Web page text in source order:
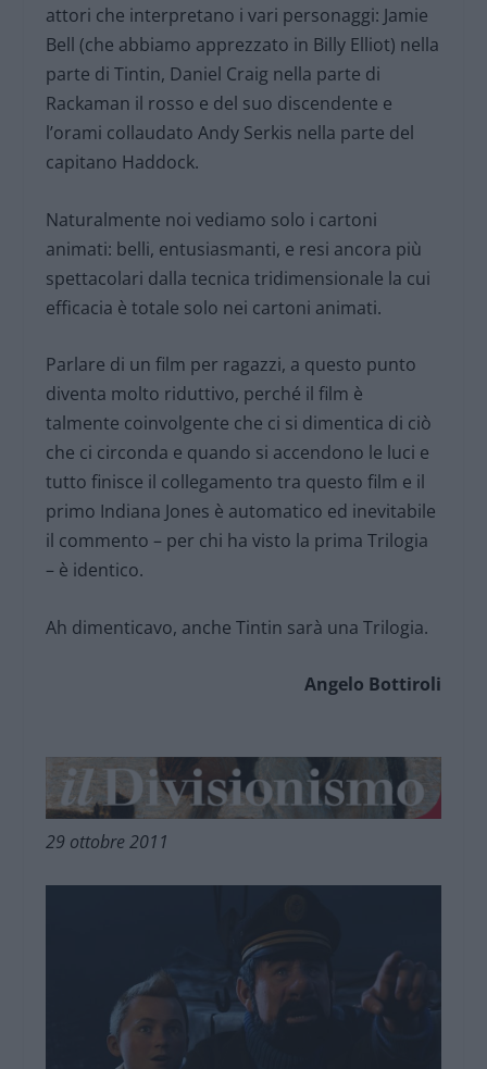
attori che interpretano i vari personaggi: Jamie
Bell (che abbiamo apprezzato in Billy Elliot) nella
parte di Tintin, Daniel Craig nella parte di
Rackaman il rosso e del suo discendente e
l’orami collaudato Andy Serkis nella parte del
capitano Haddock.
Naturalmente noi vediamo solo i cartoni
animati: belli, entusiasmanti, e resi ancora più
spettacolari dalla tecnica tridimensionale la cui
efficacia è totale solo nei cartoni animati.
Parlare di un film per ragazzi, a questo punto
diventa molto riduttivo, perché il film è
talmente coinvolgente che ci si dimentica di ciò
che ci circonda e quando si accendono le luci e
tutto finisce il collegamento tra questo film e il
primo Indiana Jones è automatico ed inevitabile
il commento – per chi ha visto la prima Trilogia
– è identico.
Ah dimenticavo, anche Tintin sarà una Trilogia.
Angelo Bottiroli
29 ottobre 2011